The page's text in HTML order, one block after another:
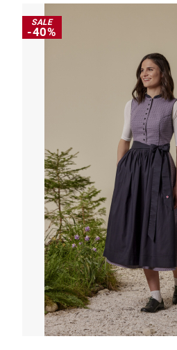
SALE
-40%